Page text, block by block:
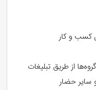
کسب و کار
از طریق تبلیغات
و سایر حضار